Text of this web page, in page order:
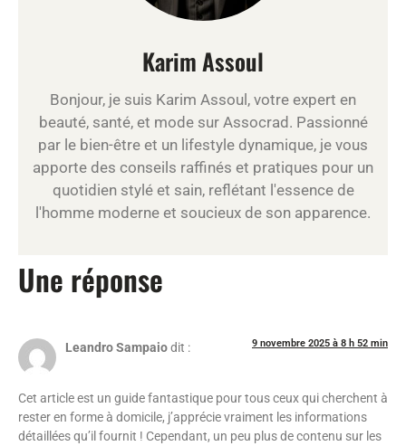
Karim Assoul
Bonjour, je suis Karim Assoul, votre expert en
beauté, santé, et mode sur Assocrad. Passionné
par le bien-être et un lifestyle dynamique, je vous
apporte des conseils raffinés et pratiques pour un
quotidien stylé et sain, reflétant l'essence de
l'homme moderne et soucieux de son apparence.
Une réponse
Leandro Sampaiodit : 9 novembre 2025 à 8 h 52 min
Cet article est un guide fantastique pour tous ceux qui cherchent à
rester en forme à domicile, j’apprécie vraiment les informations
détaillées qu’il fournit ! Cependant, un peu plus de contenu sur les